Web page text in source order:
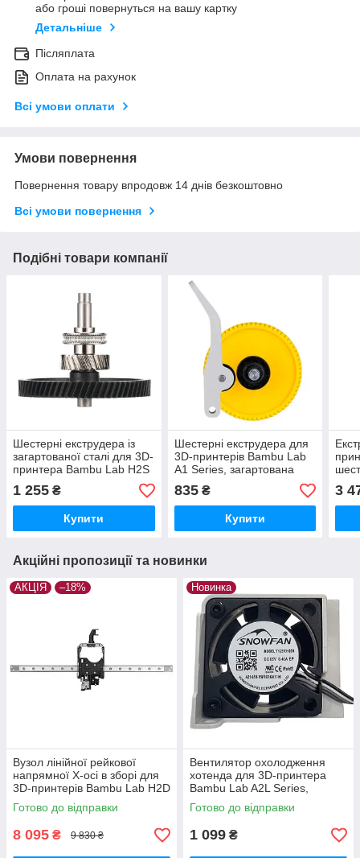
або гроші повернуться на вашу картку
Детальніше
Післяплата
Оплата на рахунок
Всі умови оплати
Умови повернення
Повернення товару впродовж 14 днів безкоштовно
Всі умови повернення
Подібні товари компанії
Шестерні екструдера із
загартованої сталі для 3D-
принтера Bambu Lab H2S
Series, (оригінал, FAE033)
1 255 ₴
Купити
Шестерні екструдера для
3D-принтерів Bambu Lab
A1 Series, загартована
сталь, (оригінал, FAE008-
N)
835₴
Купити
3
Акційні пропозиції та новинки
АКЦІЯ –18%
Вузол лінійної рейкової
напрямної X-осі в зборі для
3D-принтерів Bambu Lab H2D
Series, (оригінал, FAC110)
Готово до відправки
8 095 ₴ 9 830 ₴
Новинка
Вентилятор охолодження
хотенда для 3D-принтера
Bambu Lab A2L Series,
безщітковий, 5В 0.4A,
(оригінал, FAF027)
Готово до відправки
1 099 ₴